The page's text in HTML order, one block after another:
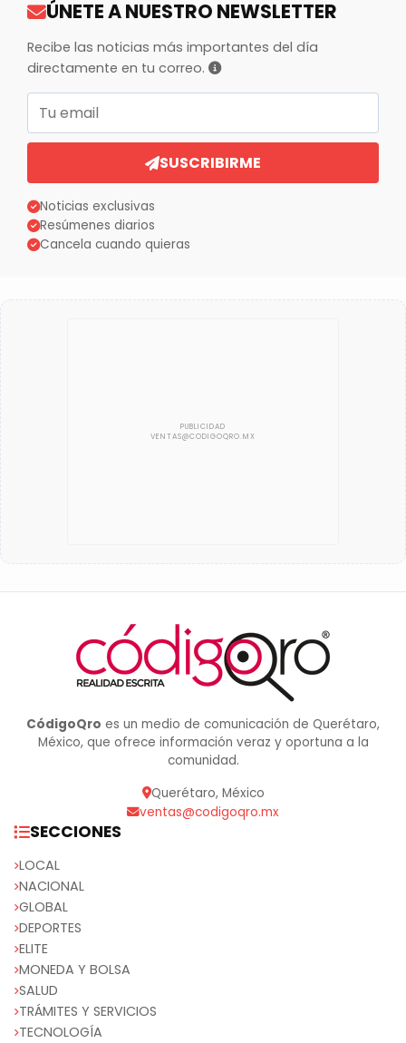
ÚNETE A NUESTRO NEWSLETTER
Recibe las noticias más importantes del día
directamente en tu correo.
Correo electrónico
SUSCRIBIRME
Noticias exclusivas
Resúmenes diarios
Cancela cuando quieras
CódigoQro es un medio de comunicación de Querétaro,
México, que ofrece información veraz y oportuna a la
comunidad.
Querétaro, México
ventas@codigoqro.mx
SECCIONES
LOCAL
NACIONAL
GLOBAL
DEPORTES
ELITE
MONEDA Y BOLSA
SALUD
TRÁMITES Y SERVICIOS
TECNOLOGÍA